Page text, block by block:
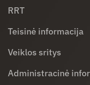
RRT
Teisinė informacija
Veiklos sritys
Administracinė